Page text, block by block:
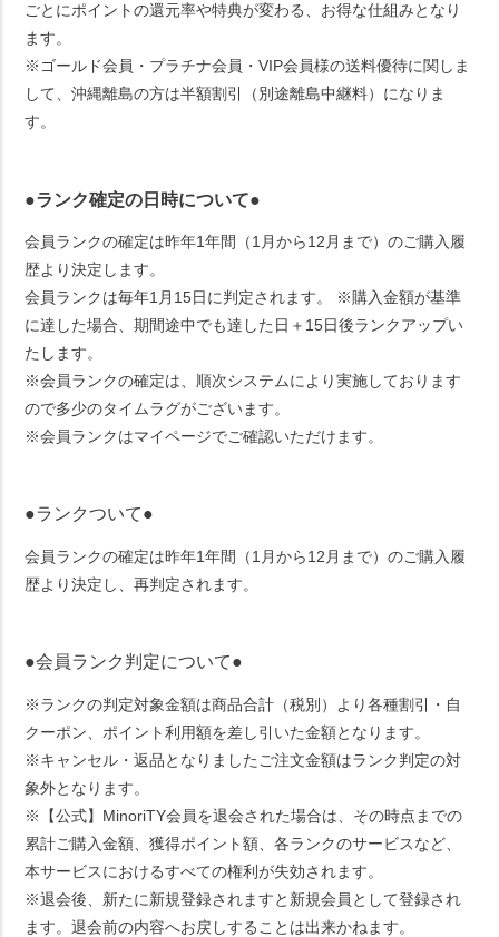
ごとにポイントの還元率や特典が変わる、お得な仕組みとなり
ます。
※ゴールド会員・プラチナ会員・VIP会員様の送料優待に関しま
して、沖縄離島の方は半額割引（別途離島中継料）になりま
す。
●ランク確定の日時について●
会員ランクの確定は昨年1年間（1月から12月まで）のご購入履
歴より決定します。
会員ランクは毎年1月15日に判定されます。 ※購入金額が基準
に達した場合、期間途中でも達した日＋15日後ランクアップい
たします。
※会員ランクの確定は、順次システムにより実施しております
ので多少のタイムラグがございます。
※会員ランクはマイページでご確認いただけます。
●ランクついて●
会員ランクの確定は昨年1年間（1月から12月まで）のご購入履
歴より決定し、再判定されます。
●会員ランク判定について●
※ランクの判定対象金額は商品合計（税別）より各種割引・自
クーポン、ポイント利用額を差し引いた金額となります。
※キャンセル・返品となりましたご注文金額はランク判定の対
象外となります。
※【公式】MinoriTY会員を退会された場合は、その時点までの
累計ご購入金額、獲得ポイント額、各ランクのサービスなど、
本サービスにおけるすべての権利が失効されます。
※退会後、新たに新規登録されますと新規会員として登録され
ます。退会前の内容へお戻しすることは出来かねます。